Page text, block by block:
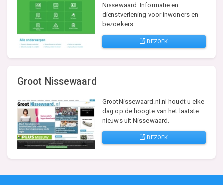
Nissewaard. Informatie en
dienstverlening voor inwoners en
bezoekers.
BEZOEK
Groot Nissewaard
GrootNissewaard.nl.nl houdt u elke
dag op de hoogte van het laatste
nieuws uit Nissewaard.
BEZOEK